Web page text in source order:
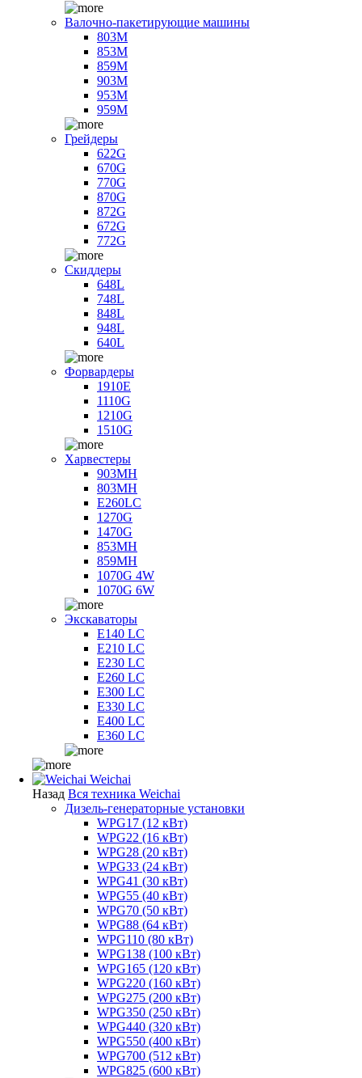
Валочно-пакетирующие машины
803M
853M
859M
903M
953M
959M
Грейдеры
622G
670G
770G
870G
872G
672G
772G
Скиддеры
648L
748L
848L
948L
640L
Форвардеры
1910E
1110G
1210G
1510G
Харвестеры
903MH
803MH
E260LC
1270G
1470G
853MH
859MH
1070G 4W
1070G 6W
Экскаваторы
E140 LC
E210 LC
E230 LC
E260 LC
E300 LC
E330 LC
E400 LC
E360 LC
Weichai
Назад Вся техника Weichai
Дизель-генераторные установки
WPG17 (12 кВт)
WPG22 (16 кВт)
WPG28 (20 кВт)
WPG33 (24 кВт)
WPG41 (30 кВт)
WPG55 (40 кВт)
WPG70 (50 кВт)
WPG88 (64 кВт)
WPG110 (80 кВт)
WPG138 (100 кВт)
WPG165 (120 кВт)
WPG220 (160 кВт)
WPG275 (200 кВт)
WPG350 (250 кВт)
WPG440 (320 кВт)
WPG550 (400 кВт)
WPG700 (512 кВт)
WPG825 (600 кВт)